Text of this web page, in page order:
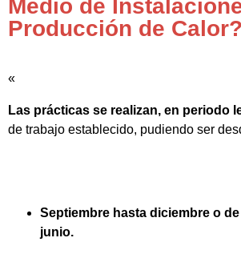
Medio de
Producción de Calor?
«
Las prácticas se realizan, en periodo
de trabajo establecido, pudiendo ser
Septiembre hasta diciembre o
junio.